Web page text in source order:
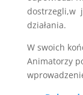
dostrzegli,w
działania.
W swoich
Animatorzy